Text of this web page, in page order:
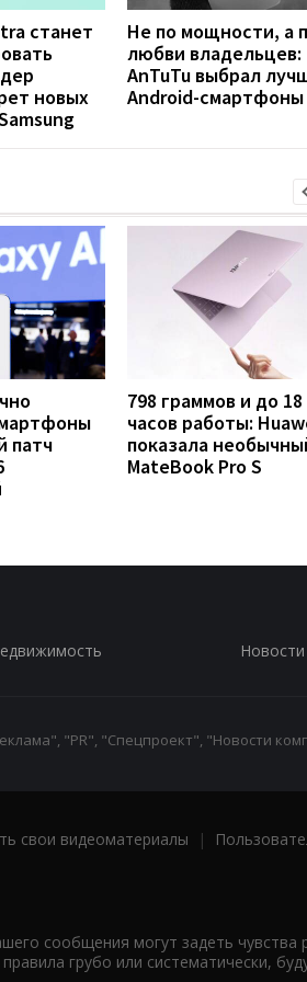
станет
новых
Не по мощности, а
любви владельцев:
AnTuTu выбрал
Android-смартфоны
патч
798 граммов и до 18
часов работы:
показала
MateBook Pro S
Новости
"PR", "Спецпроект", "Новости
свои видеоматериалы |
сообщения могут задеть чувства
грубо или систематически,